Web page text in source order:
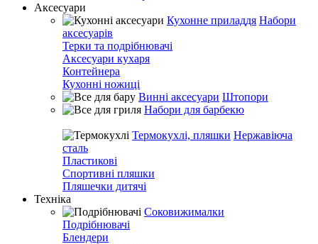
Аксесуари
Кухонне приладдя Набори
аксесуарів
Терки та подрібнювачі
Аксесуари кухаря
Контейнера
Кухонні ножиці
Винні аксесуари Штопори
Набори для барбекю
Термокухлі, пляшки Нержавіюча
сталь
Пластикові
Спортивні пляшки
Пляшечки дитячі
Техніка
Соковижималки
Подрібнювачі
Блендери